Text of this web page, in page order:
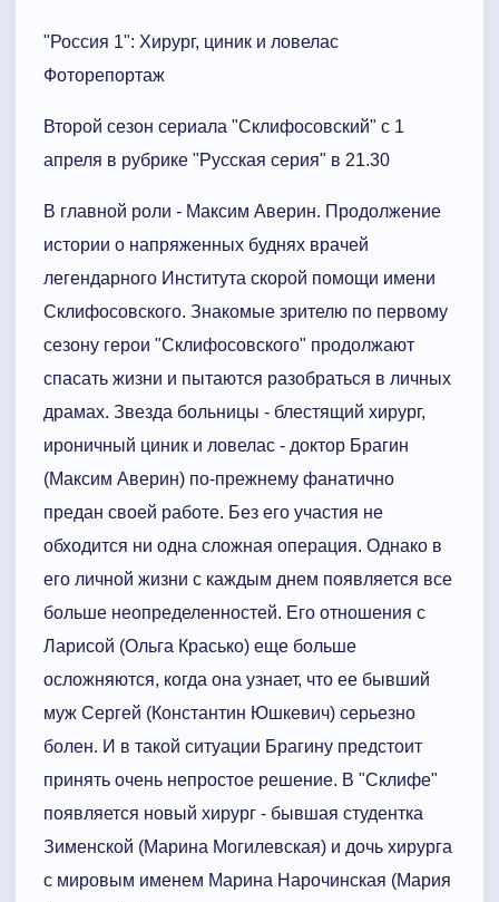
"Россия 1": Хирург, циник и ловелас
Фоторепортаж
Второй сезон сериала "Склифосовский" с 1
апреля в рубрике "Русская серия" в 21.30
В главной роли - Максим Аверин. Продолжение
истории о напряженных буднях врачей
легендарного Института скорой помощи имени
Склифосовского. Знакомые зрителю по первому
сезону герои "Склифосовского" продолжают
спасать жизни и пытаются разобраться в личных
драмах. Звезда больницы - блестящий хирург,
ироничный циник и ловелас - доктор Брагин
(Максим Аверин) по-прежнему фанатично
предан своей работе. Без его участия не
обходится ни одна сложная операция. Однако в
его личной жизни с каждым днем появляется все
больше неопределенностей. Его отношения с
Ларисой (Ольга Красько) еще больше
осложняются, когда она узнает, что ее бывший
муж Сергей (Константин Юшкевич) серьезно
болен. И в такой ситуации Брагину предстоит
принять очень непростое решение. В "Склифе"
появляется новый хирург - бывшая студентка
Зименской (Марина Могилевская) и дочь хирурга
с мировым именем Марина Нарочинская (Мария